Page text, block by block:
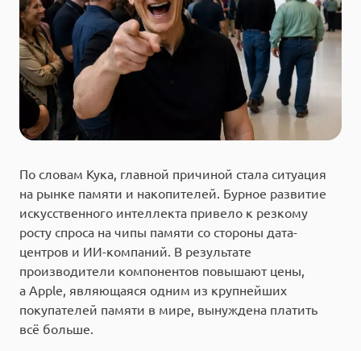
По словам Кука, главной причиной стала ситуация
на рынке памяти и накопителей. Бурное развитие
искусственного интеллекта привело к резкому
росту спроса на чипы памяти со стороны дата-
центров и ИИ-компаний. В результате
производители компонентов повышают цены,
а Apple, являющаяся одним из крупнейших
покупателей памяти в мире, вынуждена платить
всё больше.